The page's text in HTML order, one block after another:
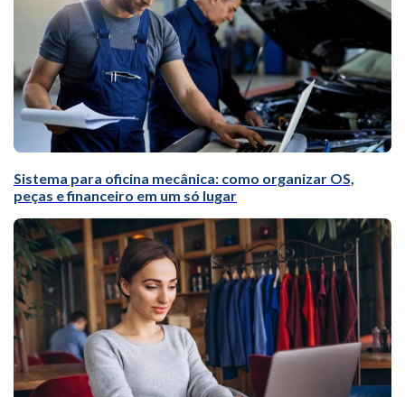
Sistema para oficina mecânica: como organizar OS,
peças e financeiro em um só lugar